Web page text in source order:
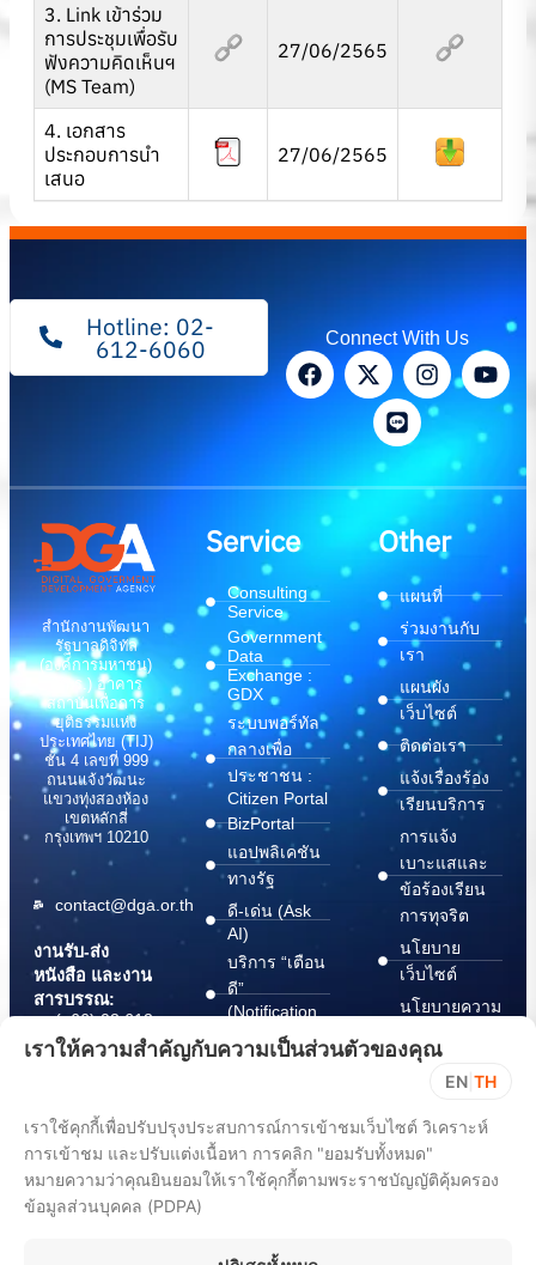
3. Link เข้าร่วม
การประชุมเพื่อรับ
ฟังความคิดเห็นฯ
(MS Team)
27/06/2565
4. เอกสาร
ประกอบการนำ
เสนอ
27/06/2565
Hotline: 02-
612-6060 Connect With Us
สำนักงานพัฒนา
รัฐบาลดิจิทัล
(องค์การมหาชน)
(สพร.) อาคาร
สถาบันเพื่อการ
ยุติธรรมแห่ง
ประเทศไทย (TIJ)
ชั้น 4 เลขที่ 999
ถนนแจ้งวัฒนะ
แขวงทุ่งสองห้อง
เขตหลักสี่
กรุงเทพฯ 10210
contact@dga.or.th
งานรับ-ส่ง
หนังสือ และงาน
สารบรรณ:
(+66) 02 612
6000
saraban@dga.or.th
Center:
(+66) 02 612
Service
Consulting
Service
Government
Data
Exchange :
GDX
ระบบพอร์ทัล
กลางเพื่อ
ประชาชน :
Citizen Portal
BizPortal
แอปพลิเคชัน
ทางรัฐ
ดี-เด่น (Ask
AI)
บริการ “เตือน
ดี”
(Notification
บริการ
(Document
Wallet)
Other
แผนที่
ร่วมงานกับ
เรา
แผนผัง
เว็บไซต์
ติดต่อเรา
แจ้งเรื่องร้อง
เรียนบริการ
การแจ้ง
เบาะแสและ
ข้อร้องเรียน
การทุจริต
นโยบาย
เว็บไซต์
นโยบายความ
ปลอดภัย
สารสนเทศ
ChangeLog
เราให้ความสำคัญกับความเป็นส่วนตัวของคุณ
EN TH
เราใช้คุกกี้เพื่อปรับปรุงประสบการณ์การเข้าชมเว็บไซต์ วิเคราะห์
การเข้าชม และปรับแต่งเนื้อหา การคลิก "ยอมรับทั้งหมด"
หมายความว่าคุณยินยอมให้เราใช้คุกกี้ตามพระราชบัญญัติคุ้มครอง
ข้อมูลส่วนบุคคล (PDPA)